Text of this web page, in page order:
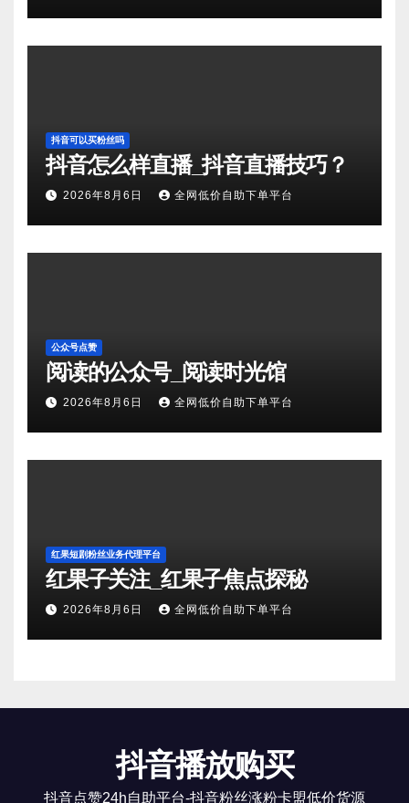
抖音可以买粉丝吗
抖音怎么样直播_抖音直播技巧？
2026年8月6日 全网低价自助下单平台
公众号点赞
阅读的公众号_阅读时光馆
2026年8月6日 全网低价自助下单平台
红果短剧粉丝业务代理平台
红果子关注_红果子焦点探秘
2026年8月6日 全网低价自助下单平台
抖音播放购买
抖音点赞24h自助平台-抖音粉丝涨粉卡盟低价货源